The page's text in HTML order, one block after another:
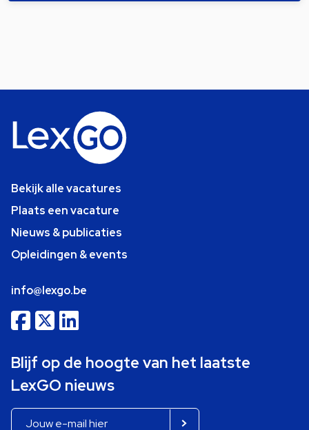
Bekijk alle vacatures
Plaats een vacature
Nieuws & publicaties
Opleidingen & events
info@lexgo.be
Blijf op de hoogte van het laatste
LexGO nieuws